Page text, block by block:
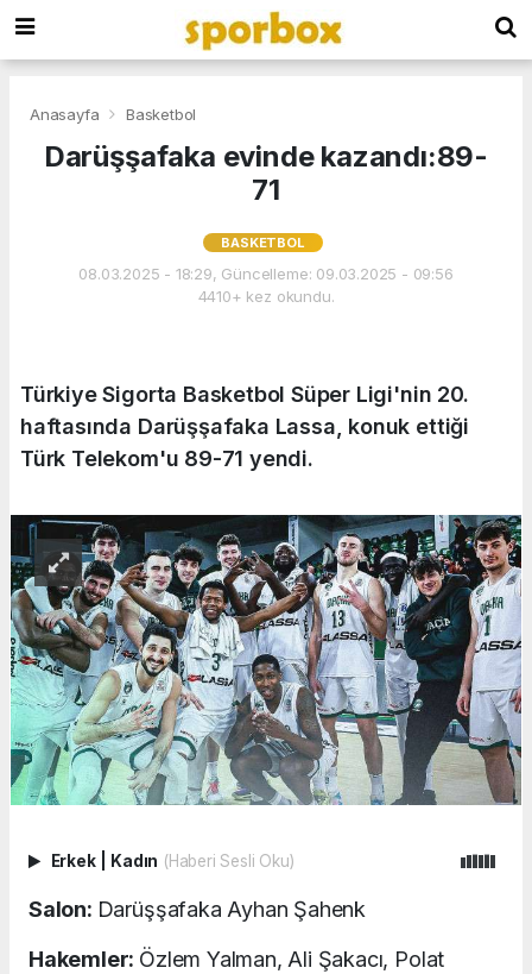
Anasayfa Basketbol
Darüşşafaka evinde kazandı:89-
71
BASKETBOL
08.03.2025 - 18:29, Güncelleme: 09.03.2025 - 09:56
4410+ kez okundu.
Türkiye Sigorta Basketbol Süper Ligi'nin 20.
haftasında Darüşşafaka Lassa, konuk ettiği
Türk Telekom'u 89-71 yendi.
Erkek Kadın (Haberi Sesli Oku)
Salon: Darüşşafaka Ayhan Şahenk
Hakemler: Özlem Yalman, Ali Şakacı, Polat